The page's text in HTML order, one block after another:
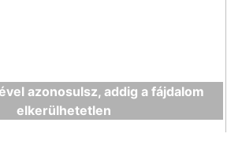
azonosulsz, addig a fájdalom
elkerülhetetlen